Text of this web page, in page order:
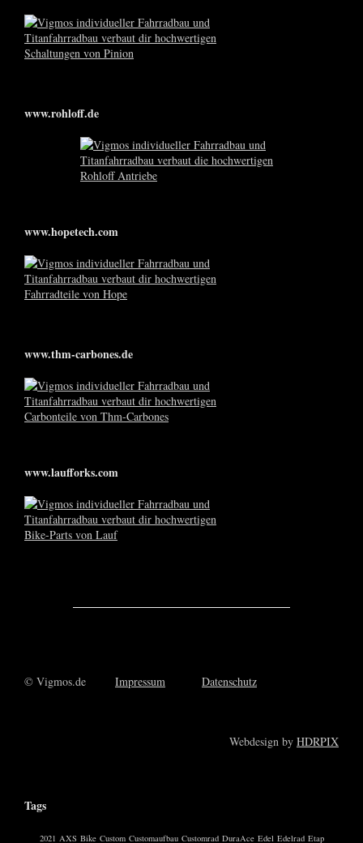
www.rohloff.de
www.hopetech.com
www.thm-carbones.de
www.laufforks.com
© Vigmos.de Impressum Datenschutz
Webdesign by HDRPIX
Tags
2021 AXS Bike Custom Customaufbau Customrad DuraAce Edel Edelrad Etap